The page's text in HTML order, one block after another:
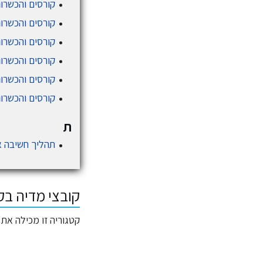
קורסים
קורסים
קורסים
קורסים
קורסים
קורסים
ת
תהליך חשיבה
קובצי מדיה
קטגוריה זו מכילה את 2 הקבצים המוצגים להלן, ומכילה בסך הכול 2 קבצים.